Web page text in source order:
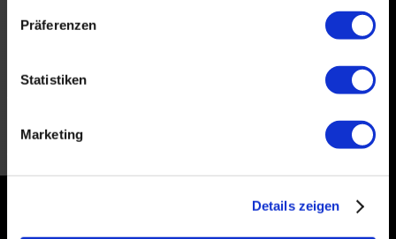
Präferenzen
Statistiken
Marketing
Details zeigen
Frisur sein und darüber hinaus auch noch bis in
die späte Nacht halten: Die Brautfrisur - und
damit auch der Friseur - ist damit genau so
wichtig wie die Wahl des Kleides. Wenn Sie an
dem Tag der Tage nichts dem Zufall überlassen
wollen, sind Sie bei uns in den besten Händen.